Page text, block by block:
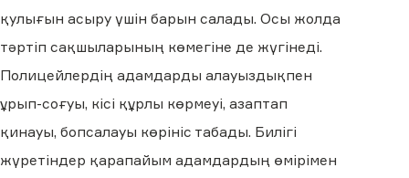
қулығын асыру үшін барын салады. Осы жолда
тәртіп сақшыларының көмегіне де жүгінеді.
Полицейлердің адамдарды алауыздықпен
ұрып-соғуы, кісі құрлы көрмеуі, азаптап
қинауы, бопсалауы көрініс табады. Билігі
жүретіндер қарапайым адамдардың өмірімен